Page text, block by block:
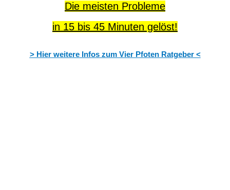
Die meisten Probleme
in 15 bis 45 Minuten gelöst!
> Hier weitere Infos zum Vier Pfoten Ratgeber <